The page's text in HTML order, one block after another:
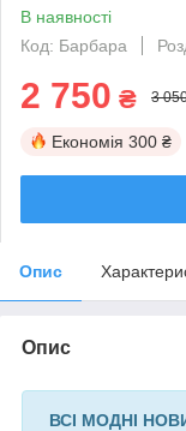
В наявності
Код: Барбара
2 750 ₴ 3
Економія 300 ₴
Опис
Опис
ВСІ МОДНІ